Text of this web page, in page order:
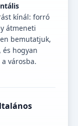
kínál: forró
átmeneti
bemutatjuk,
és hogyan
városba.